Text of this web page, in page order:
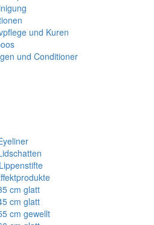
und Kuren
und Conditioner
cm glatt
cm glatt
cm gewellt